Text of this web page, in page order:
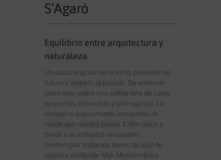
S’Agaró
Equilibrio entre arquitectura y
naturaleza
Un oasis singular de acierto, previsión de
futuro y respeto al paisaje. Se entiende
silencioso sobre una colina rota de calas
pequeñas, estrechas y pedregosas. La
envuelve suavemente un camino de
ronda que resulta paseo. Entre pinos y
flores y acantilados se pueden
contemplar todos los tonos de azul de
nuestra particular Mar Mediterránea.